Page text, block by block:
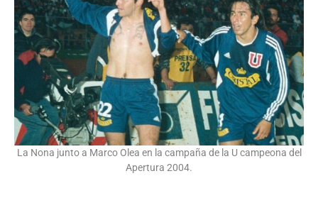
La Nona junto a Marco Olea en la campaña de la U campeona del
Apertura 2004.